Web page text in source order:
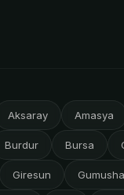
Aksaray Amasya
Burdur Bursa
Giresun